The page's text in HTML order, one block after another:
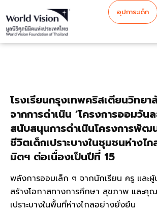
อุปการะเด็ก
โรงเรียนกรุงเทพคริสเตียนวิทย
จากการดำเนิน ‘โครงการออมวัน
สนับสนุนการดำเนินโครงการพั
ชีวิตเด็กเปราะบางในชุมชนห่างไ
มิตฯ ต่อเนื่องเป็นปีที่ 15
พลังการออมเล็ก ๆ จากนักเรียน ครู และ
สร้างโอกาสทางการศึกษา สุขภาพ และคุ
เปราะบางในพื้นที่ห่างไกลอย่างยั่งยืน